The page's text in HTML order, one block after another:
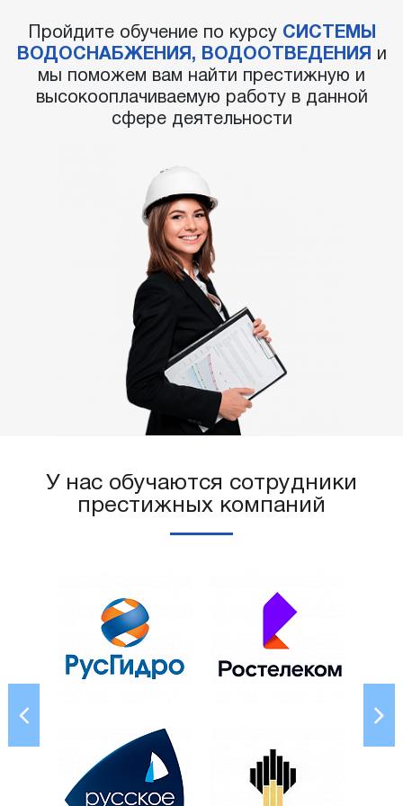
Пройдите обучение по курсу СИСТЕМЫ
ВОДОСНАБЖЕНИЯ, ВОДООТВЕДЕНИЯ
и
мы поможем вам найти престижную и
высокооплачиваемую работу в данной
сфере деятельности
У нас обучаются сотрудники
престижных компаний